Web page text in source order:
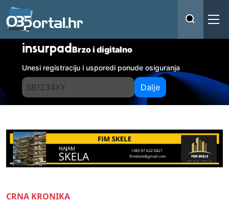
insurpadBrzo i digitalno
Unesi registraciju i usporedi ponude osiguranja
Dalje
CRNA KRONIKA